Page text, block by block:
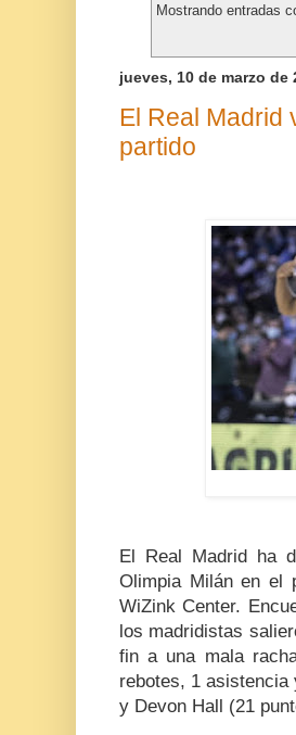
Mostrando entradas
jueves, 10 de marzo de
El Real Madrid
partido
El Real Madrid ha
Olimpia Milán en el
WiZink Center.
los madridistas
fin a una mala
rebotes, 1
y Devon Hall (21